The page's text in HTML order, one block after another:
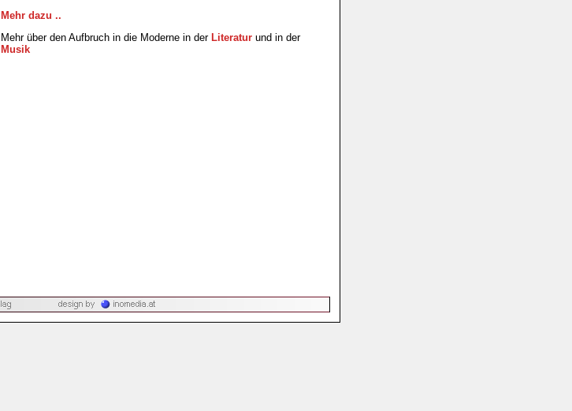
Mehr dazu ..
Mehr über den Aufbruch in die Moderne in der Literatur und in der
Musik